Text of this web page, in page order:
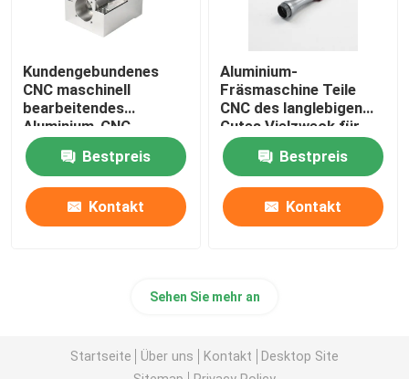
Kundengebundenes
CNC maschinell
bearbeitendes
Aluminium-CNC-
Prägeservice-Polnisch
Bestpreis
Kontakt
Aluminium-
Fräsmaschine Teile
CNC des langlebigen
Gutes Vielzweck für
industrielles
Bestpreis
Kontakt
Sehen Sie mehr an
Startseite Über uns Kontakt
Desktop Site